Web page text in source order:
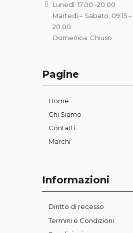
Lunedì: 17.00 -20.00
Martedì – Sabato: 09:15 –
20.00
Domenica: Chiuso
Pagine
Home
Chi Siamo
Contatti
Marchi
Informazioni
Diritto di recesso
Termini e Condizioni